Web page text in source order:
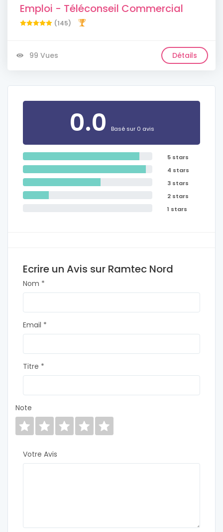
Emploi - Téléconseil Commercial
(145)
99 Vues Détails
0.0 Basé sur 0 avis
5 stars
4 stars
3 stars
2 stars
1 stars
Ecrire un Avis sur Ramtec Nord
Nom *
Email *
Titre *
Note
Votre Avis